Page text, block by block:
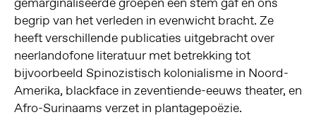
begrip van het verleden in evenwicht bracht. Ze
heeft verschillende publicaties uitgebracht over
neerlandofone literatuur met betrekking tot
bijvoorbeeld Spinozistisch kolonialisme in Noord-
Amerika, blackface in zeventiende-eeuws theater, en
Afro-Surinaams verzet in plantagepoëzie.